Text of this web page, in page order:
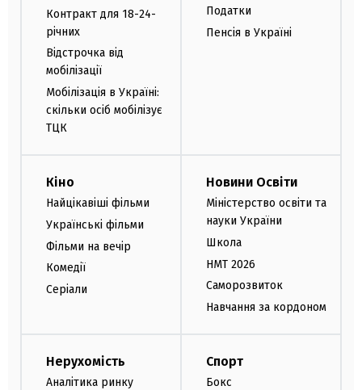
Контракт для 18-24-
річних
Відстрочка від
мобілізації
Мобілізація в Україні:
скільки осіб мобілізує
ТЦК
Податки
Пенсія в Україні
Кіно
Найцікавіші фільми
Українські фільми
Фільми на вечір
Комедії
Серіали
Новини Освіти
Міністерство освіти та
науки України
Школа
НМТ 2026
Саморозвиток
Навчання за кордоном
Нерухомість
Аналітика ринку
Спорт
Бокс